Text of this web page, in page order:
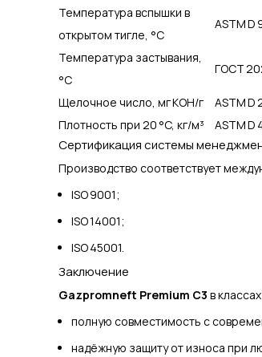
Температура вспышки в
открытом тигле, °C
ASTM D
Температура застывания,
°C
ГОСТ
Щелочное число, мг KOH/г ASTM D
Плотность при 20 °C, кг/м³
ASTM D
Сертификация системы
Производство соответствует
ISO 9001;
ISO 14001;
ISO 45001.
Заключение
Gazpromneft Premium C3 в
полную совместимость с
надёжную защиту от износа при